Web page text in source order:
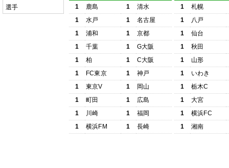
選手
1 鹿島 1
清水
1
水戸 1
名古屋
1
浦和 1
京都
1
千葉 1
G大阪
1
柏 1
C大阪
1
FC東京 1
神戸
1
東京V 1
岡山
1
町田 1
広島
1
川崎 1
福岡
1
横浜FM 1 長崎
1
札幌
1
八戸
1
仙台
1
秋田
1
山形
1
いわき
1
栃木C
1
大宮
1
横浜FC
1
湘南